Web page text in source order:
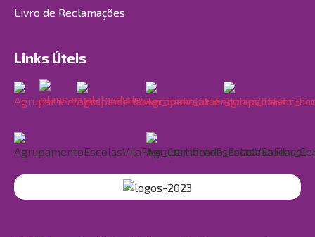
Livro de Reclamações
Links Úteis